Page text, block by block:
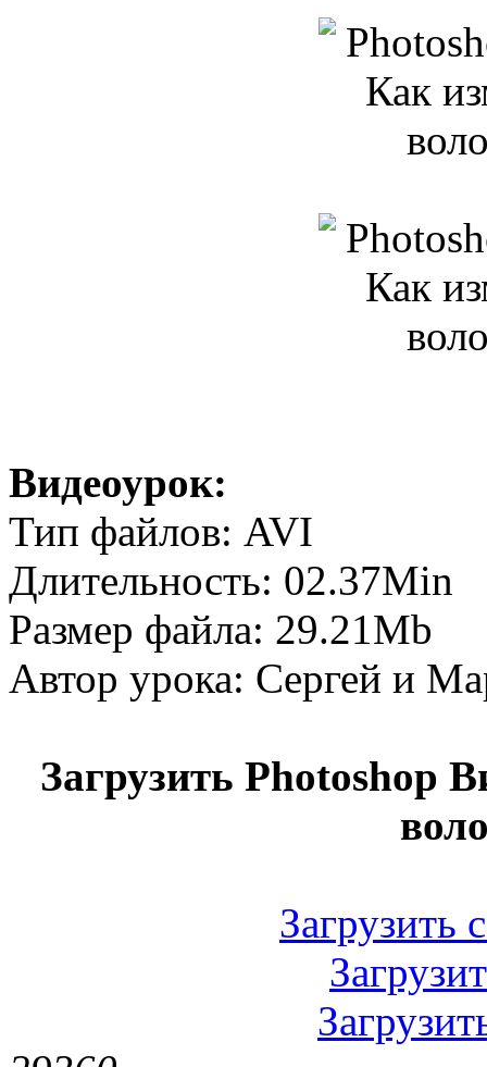
Видеоурок:
Тип файлов: AVI
Длительность: 02.37Min
Размер файла: 29.21Mb
Автор урока: Сергей и
Загрузить Photoshop
Загрузить